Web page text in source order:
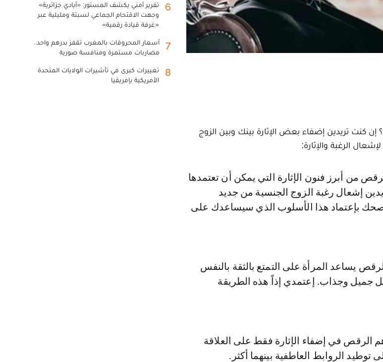
كنت تريدين إضفاء بعض الإثارة بينك وبين الزوج
الرغبة والإثارة:
إشعال رغبة الزوج الجنسية من جديد
بإعتماد هذا الأسلوب الذي سيساعدك على
يساعد المرأة على التمتع بالثقة بالنفس
جميل وجذاب. إعتمدي إذاً هذه الطريقة
الرقص في إضفاء الإثارة فقط على العلاقة
توطيد الروابط العاطفية بينهما أكثر.
6
تقرير أمني يكشف المستور: «أيادي جزائرية»
وجهت الاقتحام الجماعي لسبتة ومليلية عبر
«غرفة قيادة رقمية»
7
أسعار المحروقات بالمغرب تقفز بدرهم واحد..
مضاربات مستمرة ومنافسة صورية
8
تغييرات كبرى في تأشيرات الولايات المتحدة
الأمريكية بإفريقيا